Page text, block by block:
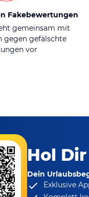
Fakebewertungen
gemeinsam mit
gegen gefälschte
vor
Hol
Dein
Exklusive